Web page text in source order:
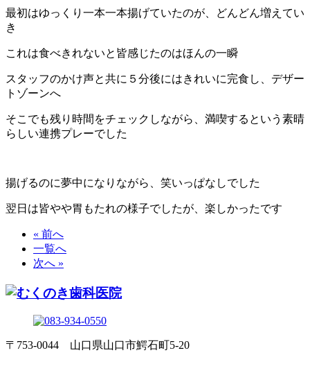
最初はゆっくり一本一本揚げていたのが、どんどん増えてい
き
これは食べきれないと皆感じたのはほんの一瞬
スタッフのかけ声と共に５分後にはきれいに完食し、デザー
トゾーンへ
そこでも残り時間をチェックしながら、満喫するという素晴
らしい連携プレーでした
揚げるのに夢中になりながら、笑いっぱなしでした
翌日は皆やや胃もたれの様子でしたが、楽しかったです
« 前へ
一覧へ
次へ »
〒753-0044 山口県山口市鰐石町5-20